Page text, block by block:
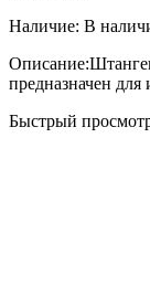
Наличие: В
предназначен
Быстрый